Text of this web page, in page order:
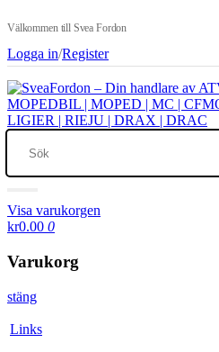
Välkommen till Svea Fordon
Logga in/Register
Visa varukorgen
kr0.00 0
Varukorg
stäng
Links